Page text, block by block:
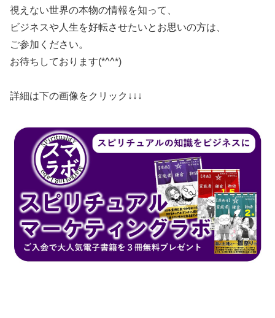
​視えない世界の本物の情報を知って、
​ビジネスや人生を好転させたいとお思いの方は、
​ご参加ください。
​お待ちしております(*^^*)
​詳細は下の画像をクリック↓↓↓